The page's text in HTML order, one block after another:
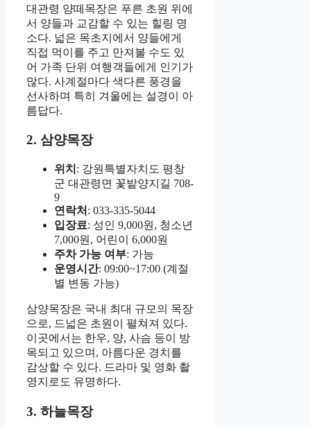
대관령 양떼목장은 푸른 초원 위에
서 양들과 교감할 수 있는 힐링 명
소다. 넓은 목초지에서 양들에게
직접 먹이를 주고 만져볼 수도 있
어 가족 단위 여행객들에게 인기가
많다. 사계절마다 색다른 풍경을
선사하며 특히 겨울에는 설경이 아
름답다.
2. 삼양목장
위치 : 강원특별자치도 평창
군 대관령면 꽃밭양지길 708-
9
연락처 : 033-335-5044
입장료: 성인 9,000원, 청소년
7,000원, 어린이 6,000원
주차 가능 여부: 가능
운영시간: 09:00~17:00 (계절
별 변동 가능)
삼양목장은 국내 최대 규모의 목장
으로, 드넓은 초원이 펼쳐져 있다.
이곳에서는 한우, 양, 사슴 등이 방
목되고 있으며, 아름다운 경치를
감상할 수 있다. 드라마 및 영화 촬
영지로도 유명하다.
3. 하늘목장